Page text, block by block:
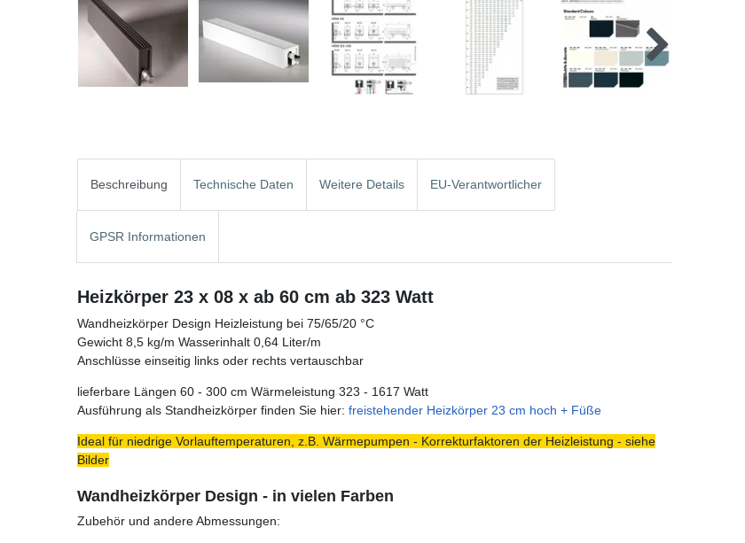
Beschreibung Technische Daten Weitere Details EU-Verantwortlicher
GPSR Informationen
Heizkörper 23 x 08 x ab 60 cm ab 323 Watt
Wandheizkörper Design Heizleistung bei 75/65/20 °C
Gewicht 8,5 kg/m Wasserinhalt 0,64 Liter/m
Anschlüsse einseitig links oder rechts vertauschbar
lieferbare Längen 60 - 300 cm Wärmeleistung 323 - 1617 Watt
Ausführung als Standheizkörper finden Sie hier: freistehender Heizkörper 23 cm hoch + Füße
Ideal für niedrige Vorlauftemperaturen, z.B. Wärmepumpen - Korrekturfaktoren der Heizleistung - siehe
Bilder
Wandheizkörper Design - in vielen Farben
Zubehör und andere Abmessungen: